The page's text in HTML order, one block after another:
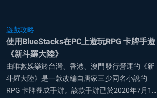
遊戲攻略
使用BlueStacks在PC上遊玩RPG 卡牌手遊
《新斗羅大陸》
由唯數娛樂於台灣、香港、澳門發行營運的《新
斗羅大陸》是一款改編自唐家三少同名小說的
RPG 卡牌養成手游。該款手游已於2020年7月14